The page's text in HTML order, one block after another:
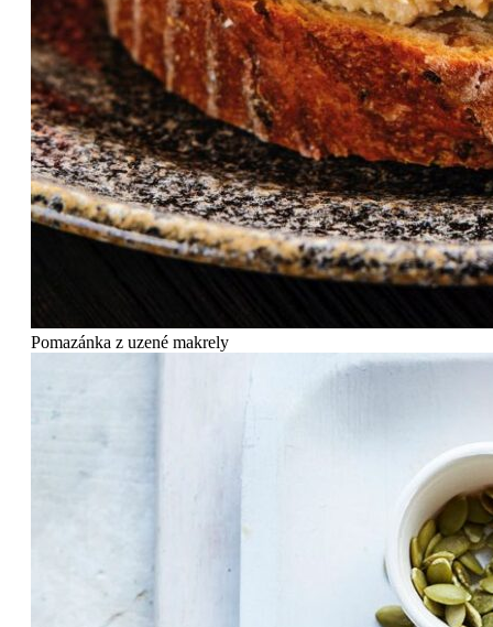
Pomazánka z uzené makrely